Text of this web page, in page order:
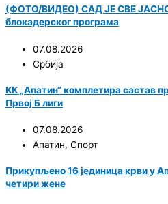
(ФОТО/ВИДЕО) САД ЈЕ СВЕ ЈАСНО!
блокадерског програма
07.08.2026
Србија
KK „Апатин“ комплетира састав
Првој Б лиги
07.08.2026
Апатин, Спорт
Прикупљено 16 јединица крви у
четири жене